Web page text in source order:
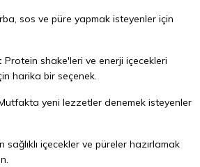
sos ve püre yapmak isteyenler için
Protein shake'leri ve enerji içecekleri
harika bir seçenek.
yeni lezzetler denemek isteyenler
sağlıklı içecekler ve püreler hazırlamak